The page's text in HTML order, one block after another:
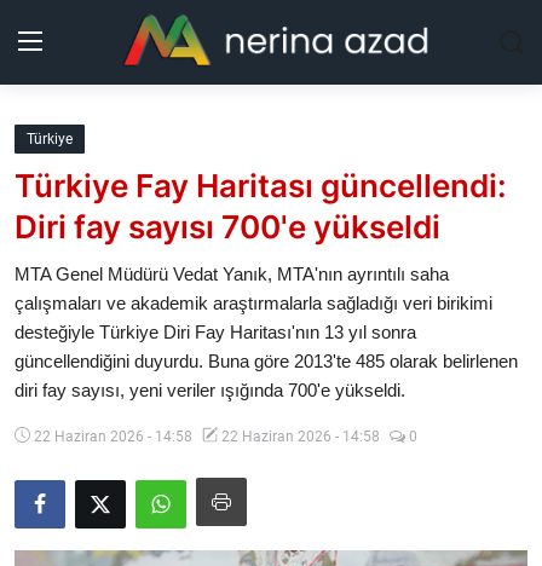
Kurdistan
Bölgeler
Güncel
Analiz
Makaleler
Galeri
Video
Türkiye
Türkiye Fay Haritası güncellendi:
Diri fay sayısı 700'e yükseldi
MTA Genel Müdürü Vedat Yanık, MTA'nın ayrıntılı saha
çalışmaları ve akademik araştırmalarla sağladığı veri birikimi
desteğiyle Türkiye Diri Fay Haritası'nın 13 yıl sonra
güncellendiğini duyurdu. Buna göre 2013'te 485 olarak belirlenen
diri fay sayısı, yeni veriler ışığında 700'e yükseldi.
22 Haziran 2026 - 14:58 22 Haziran 2026 - 14:58 0